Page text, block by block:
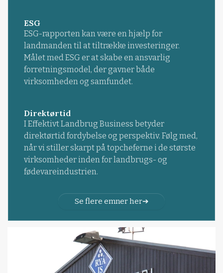
ESG
ESG-rapporten kan være en hjælp for
landmanden til at tiltrække investeringer.
Målet med ESG er at skabe en ansvarlig
forretningsmodel, der gavner både
virksomheden og samfundet.
Direktørtid
I Effektivt Landbrug Business betyder
direktørtid fordybelse og perspektiv. Følg med,
når vi stiller skarpt på topcheferne i de største
virksomheder inden for landbrugs- og
fødevareindustrien.
Se flere emner her